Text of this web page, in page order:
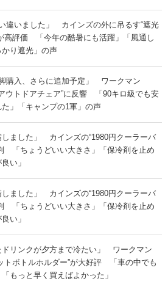
い違いました」 カインズの外に吊るす“遮光
高評価 「今年の酷暑にも活躍」「風通し
かり遮光」の声
脚購入、さらに追加予定」 ワークマン
ウトドアチェア”に反響 「90キロ級でも安
」「キャンプの1軍」の声
しました」 カインズの“1980円クーラーバ
「ちょうどいい大きさ」「保冷剤を止め
い」
しました」 カインズの“1980円クーラーバ
「ちょうどいい大きさ」「保冷剤を止め
い」
ドリンクが夕方まで冷たい」 ワークマン
トボトルホルダー”が大好評 「車の中でも
もっと早く買えばよかった」